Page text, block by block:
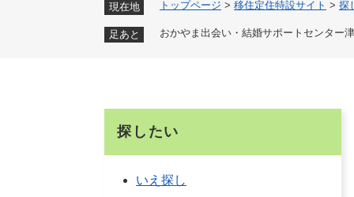
現在地 トップページ > 移住定住特設サイト > 探
足あと おかやま出会い・結婚サポートセンター
探したい
いえ探し